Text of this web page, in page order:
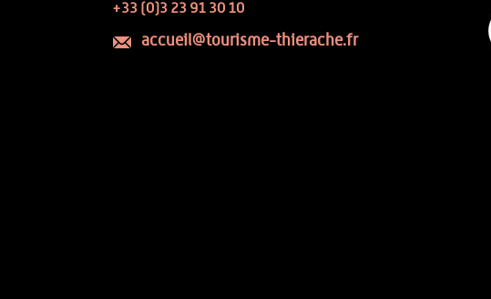
+33 (0)3 23 91 30 10
accueil@tourisme-thierache.fr